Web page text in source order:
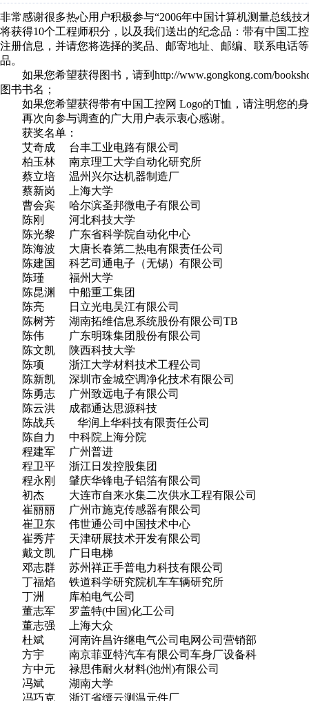
非常感谢很多热心用户积极参与“2006年中国计算机测量总线
将获得10个工程师积分，以及我们送出的纪念品：带有中国工
注册信息，并请您将选择的奖品、邮寄地址、邮编、联系电话
品。
如果您希望获得图书，请到http://www.gongkong.com/
图书书名；
如果您希望获得带有中国工控网 Logo的T恤，请注明您的
再次向参与调查的广大用户表示衷心感谢。
获奖名单：
艾奇成 台丰工业电路有限公司
柏玉林 南京理工大学自动化研究所
蔡立培 温州兴尔达机器制造厂
蔡新岗 上海大学
曹会宾 哈尔滨圣邦微电子有限公司
陈刚 河北科技大学
陈光黎 广东省科学院自动化中心
陈海波 大唐长春第二热电有限责任公司
陈建国 科艺司通电子（无锡）有限公司
陈瑾 福州大学
陈昆渊 中船重工集团
陈亮 日立光电吴江有限公司
陈树芳 湖南拓维信息系统股份有限公司TB
陈伟 广东明珠集团股份有限公司
陈文凯 陕西科技大学
陈项 浙江大学材料技术工程公司
陈新凯 深圳市金城空调净化技术有限公司
陈勇志 广州致远电子有限公司
陈云洪 成都通达思源科技
陈战兵 华润上华科技有限责任公司
陈自力 中科院上海分院
程建军 广州普进
程卫平 浙江日发控股集团
程永刚 肈庆华锋电子铝箔有限公司
初杰 大连市自来水集二次供水工程有限公司
崔丽丽 广州市施克传感器有限公司
崔卫东 伟世通公司中国技术中心
崔秀芹 天津研展技术开发有限公司
戴文凯 广日电梯
邓志群 苏州祥正手普电力科技有限公司
丁福焰 铁道科学研究院机车车辆研究所
丁洲 库柏电气公司
董志军 罗盖特(中国)化工公司
董志强 上海大众
杜斌 河南许昌许继电气公司电网公司营销部
方宇 南京菲亚特汽车有限公司车身厂设备科
方中元 禄思伟耐火材料(池州)有限公司
冯斌 湖南大学
冯巧克 浙江省缙云测温元件厂